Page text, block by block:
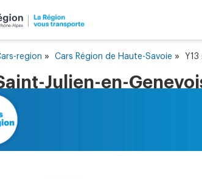
region » Cars Région de Haute-Savoie »
Julien-en-